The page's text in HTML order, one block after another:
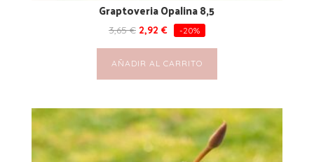
Graptoveria Opalina 8,5
3,65€ 2,92 € -20%
AÑADIR AL CARRITO